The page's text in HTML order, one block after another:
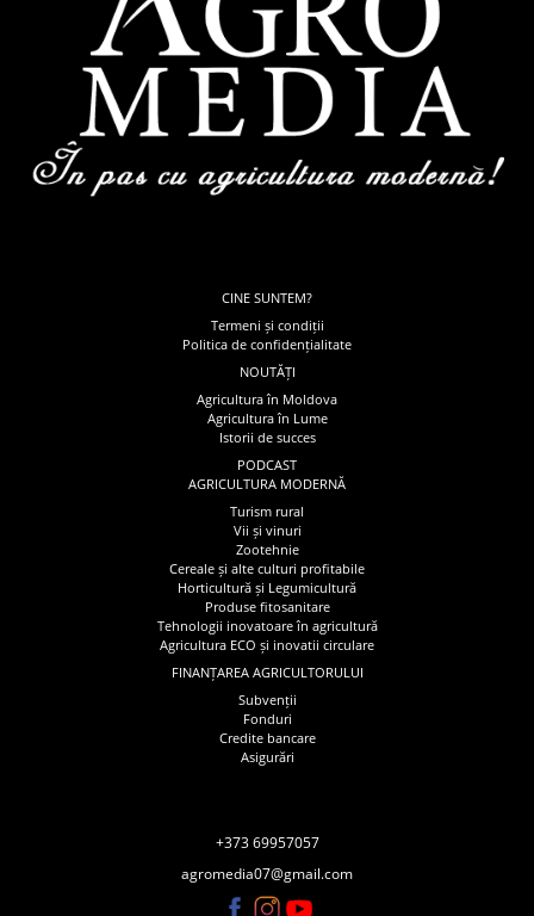
CINE SUNTEM?
Termeni și condiții
Politica de confidențialitate
NOUTĂȚI
Agricultura în Moldova
Agricultura în Lume
Istorii de succes
PODCAST
AGRICULTURA MODERNĂ
Turism rural
Vii și vinuri
Zootehnie
Cereale și alte culturi profitabile
Horticultură și Legumicultură
Produse fitosanitare
Tehnologii inovatoare în agricultură
Agricultura ECO și inovatii circulare
FINANȚAREA AGRICULTORULUI
Subvenții
Fonduri
Credite bancare
Asigurări
+373 69957057
agromedia07@gmail.com